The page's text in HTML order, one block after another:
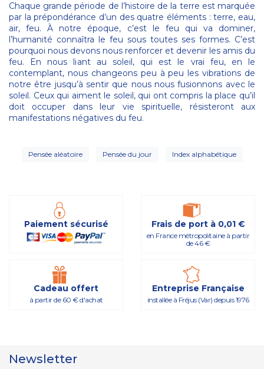
Chaque grande période de l’histoire de la terre est marquée
par la prépondérance d’un des quatre éléments : terre, eau,
air, feu. À notre époque, c’est le feu qui va dominer,
l’humanité connaîtra le feu sous toutes ses formes. C’est
pourquoi nous devons nous renforcer et devenir les amis du
feu. En nous liant au soleil, qui est le vrai feu, en le
contemplant, nous changeons peu à peu les vibrations de
notre être jusqu’à sentir que nous nous fusionnons avec le
soleil. Ceux qui aiment le soleil, qui ont compris la place qu’il
doit occuper dans leur vie spirituelle, résisteront aux
manifestations négatives du feu.
Pensée aléatoire Pensée du jour Index alphabétique
Paiement sécurisé Frais de port à 0,01 €
en France métropolitaine à partir
de 46 €
Cadeau offert
à partir de 60 € d'achat
Entreprise Française
installée à Fréjus (Var) depuis 1976
Newsletter